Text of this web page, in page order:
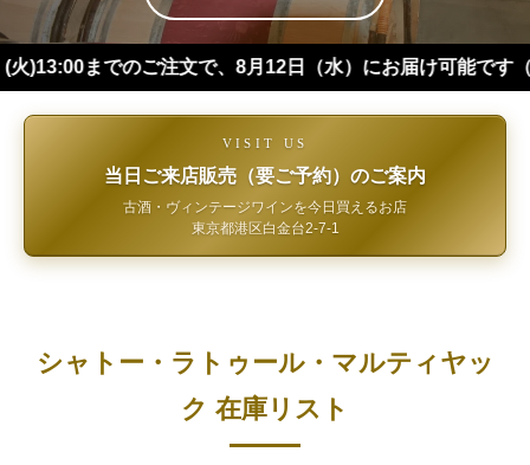
注文で、8月12日（水）にお届け可能です（※四国・中
VISIT US
当日ご来店販売（要ご予約）のご案内
古酒・ヴィンテージワインを今日買えるお店
東京都港区白金台2-7-1
シャトー・ラトゥール・マルティヤッ
ク 在庫リスト